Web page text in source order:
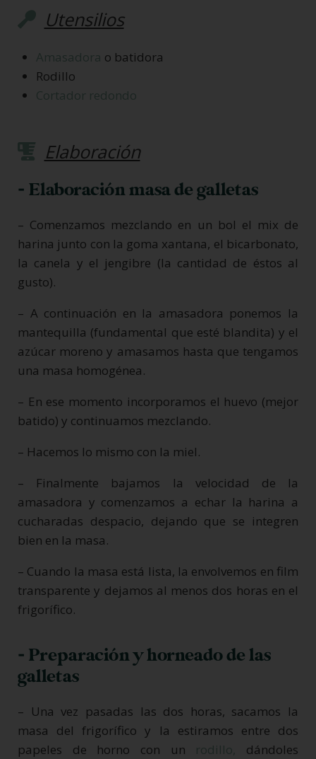
Utensilios
Amasadora o batidora
Rodillo
Cortador redondo
Elaboración
- Elaboración masa de galletas
– Comenzamos mezclando en un bol el mix de
harina junto con la goma xantana, el bicarbonato,
la canela y el jengibre (la cantidad de éstos al
gusto).
– A continuación en la amasadora ponemos la
mantequilla (fundamental que esté blandita) y el
azúcar moreno y amasamos hasta que tengamos
una masa homogénea.
– En ese momento incorporamos el huevo (mejor
batido) y continuamos mezclando.
– Hacemos lo mismo con la miel.
– Finalmente bajamos la velocidad de la
amasadora y comenzamos a echar la harina a
cucharadas despacio, dejando que se integren
bien en la masa.
– Cuando la masa está lista, la envolvemos en film
transparente y dejamos al menos dos horas en el
frigorífico.
- Preparación y horneado de las
galletas
– Una vez pasadas las dos horas, sacamos la
masa del frigorífico y la estiramos entre dos
papeles de horno con un rodillo, dándoles